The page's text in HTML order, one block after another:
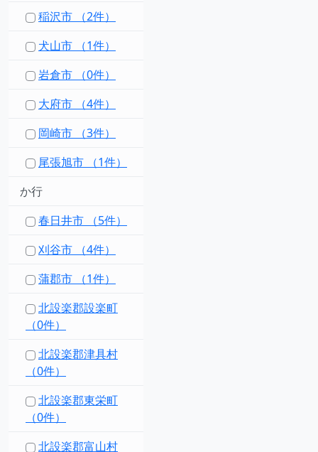
稲沢市 （2件）
犬山市 （1件）
岩倉市 （0件）
大府市 （4件）
岡崎市 （3件）
尾張旭市 （1件）
か行
春日井市 （5件）
刈谷市 （4件）
蒲郡市 （1件）
北設楽郡設楽町
（0件）
北設楽郡津具村
（0件）
北設楽郡東栄町
（0件）
北設楽郡富山村